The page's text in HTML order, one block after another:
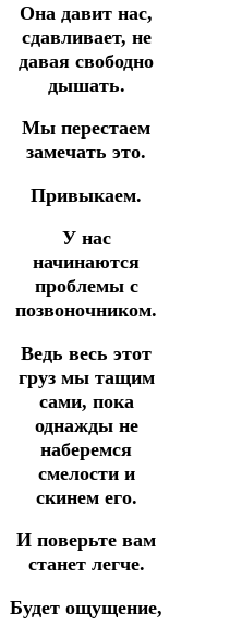
Она давит нас,
сдавливает, не
давая свободно
дышать.
Мы перестаем
замечать это.
Привыкаем.
У нас
начинаются
проблемы с
позвоночником.
Ведь весь этот
груз мы тащим
сами, пока
однажды не
наберемся
смелости и
скинем его.
И поверьте вам
станет легче.
Будет ощущение,